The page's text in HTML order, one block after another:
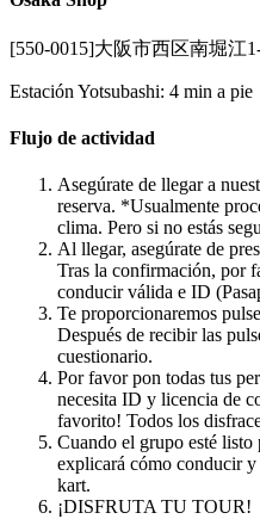
[550-0015]大阪市西区南堀江
Estación Yotsubashi: 4 min a pie
Flujo de actividad
Asegúrate de llegar a
reserva. *Usualmente
clima. Pero si no estás
Al llegar, asegúrate de
Tras la confirmación, por
conducir válida e ID
Te proporcionaremos
Después de recibir las
cuestionario.
Por favor pon todas tus
necesita ID y licencia de
favorito! Todos los
Cuando el grupo esté listo
explicará cómo conducir y
kart.
¡DISFRUTA TU TOUR!